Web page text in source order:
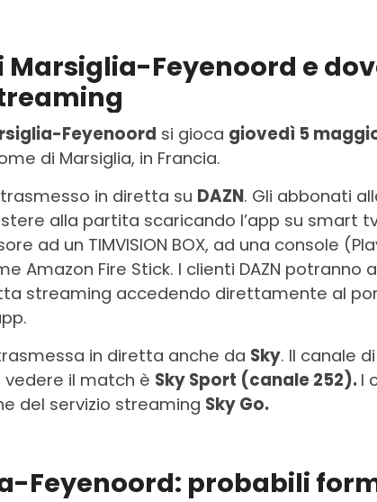
Marsiglia-Feyenoord e
Feyenoord si gioca giovedì 5
di Marsiglia, in Francia.
in diretta su DAZN. Gli abbonati
alla partita scaricando l’app su smart
ad un TIMVISION BOX, ad una console
Amazon Fire Stick. I clienti DAZN potranno
streaming accedendo direttamente al
in diretta anche da Sky. Il canale
vedere il match è Sky Sport (canale 252). I
del servizio streaming Sky Go.
Feyenoord: probabili